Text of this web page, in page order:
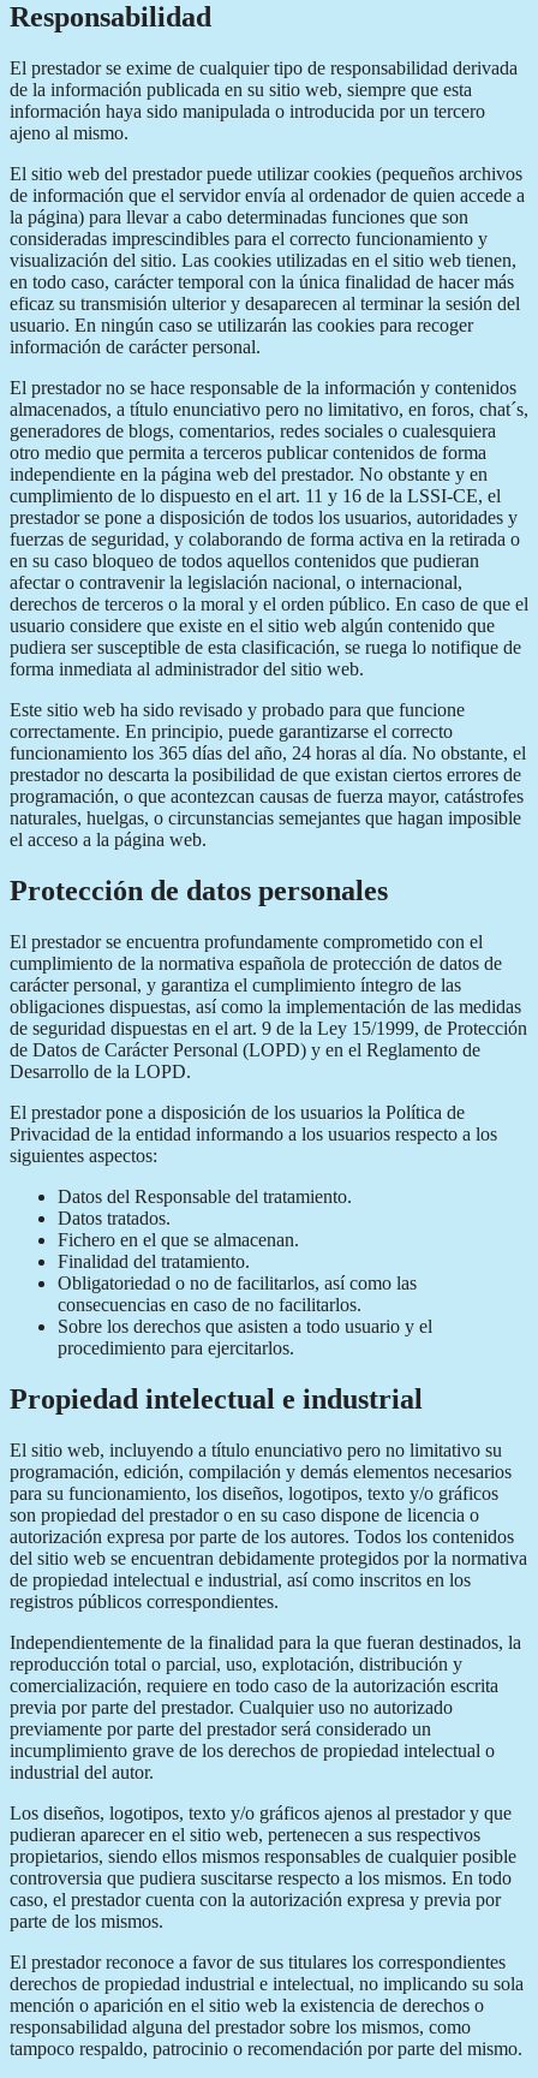
Responsabilidad
El prestador se exime de cualquier tipo de responsabilidad derivada
de la información publicada en su sitio web, siempre que esta
información haya sido manipulada o introducida por un tercero
ajeno al mismo.
El sitio web del prestador puede utilizar cookies (pequeños archivos
de información que el servidor envía al ordenador de quien accede a
la página) para llevar a cabo determinadas funciones que son
consideradas imprescindibles para el correcto funcionamiento y
visualización del sitio. Las cookies utilizadas en el sitio web tienen,
en todo caso, carácter temporal con la única finalidad de hacer más
eficaz su transmisión ulterior y desaparecen al terminar la sesión del
usuario. En ningún caso se utilizarán las cookies para recoger
información de carácter personal.
El prestador no se hace responsable de la información y contenidos
almacenados, a título enunciativo pero no limitativo, en foros, chat´s,
generadores de blogs, comentarios, redes sociales o cualesquiera
otro medio que permita a terceros publicar contenidos de forma
independiente en la página web del prestador. No obstante y en
cumplimiento de lo dispuesto en el art. 11 y 16 de la LSSI-CE, el
prestador se pone a disposición de todos los usuarios, autoridades y
fuerzas de seguridad, y colaborando de forma activa en la retirada o
en su caso bloqueo de todos aquellos contenidos que pudieran
afectar o contravenir la legislación nacional, o internacional,
derechos de terceros o la moral y el orden público. En caso de que el
usuario considere que existe en el sitio web algún contenido que
pudiera ser susceptible de esta clasificación, se ruega lo notifique de
forma inmediata al administrador del sitio web.
Este sitio web ha sido revisado y probado para que funcione
correctamente. En principio, puede garantizarse el correcto
funcionamiento los 365 días del año, 24 horas al día. No obstante, el
prestador no descarta la posibilidad de que existan ciertos errores de
programación, o que acontezcan causas de fuerza mayor, catástrofes
naturales, huelgas, o circunstancias semejantes que hagan imposible
el acceso a la página web.
Protección de datos personales
El prestador se encuentra profundamente comprometido con el
cumplimiento de la normativa española de protección de datos de
carácter personal, y garantiza el cumplimiento íntegro de las
obligaciones dispuestas, así como la implementación de las medidas
de seguridad dispuestas en el art. 9 de la Ley 15/1999, de Protección
de Datos de Carácter Personal (LOPD) y en el Reglamento de
Desarrollo de la LOPD.
El prestador pone a disposición de los usuarios la Política de
Privacidad de la entidad informando a los usuarios respecto a los
siguientes aspectos:
Datos del Responsable del tratamiento.
Datos tratados.
Fichero en el que se almacenan.
Finalidad del tratamiento.
Obligatoriedad o no de facilitarlos, así como las
consecuencias en caso de no facilitarlos.
Sobre los derechos que asisten a todo usuario y el
procedimiento para ejercitarlos.
Propiedad intelectual e industrial
El sitio web, incluyendo a título enunciativo pero no limitativo su
programación, edición, compilación y demás elementos necesarios
para su funcionamiento, los diseños, logotipos, texto y/o gráficos
son propiedad del prestador o en su caso dispone de licencia o
autorización expresa por parte de los autores. Todos los contenidos
del sitio web se encuentran debidamente protegidos por la normativa
de propiedad intelectual e industrial, así como inscritos en los
registros públicos correspondientes.
Independientemente de la finalidad para la que fueran destinados, la
reproducción total o parcial, uso, explotación, distribución y
comercialización, requiere en todo caso de la autorización escrita
previa por parte del prestador. Cualquier uso no autorizado
previamente por parte del prestador será considerado un
incumplimiento grave de los derechos de propiedad intelectual o
industrial del autor.
Los diseños, logotipos, texto y/o gráficos ajenos al prestador y que
pudieran aparecer en el sitio web, pertenecen a sus respectivos
propietarios, siendo ellos mismos responsables de cualquier posible
controversia que pudiera suscitarse respecto a los mismos. En todo
caso, el prestador cuenta con la autorización expresa y previa por
parte de los mismos.
El prestador reconoce a favor de sus titulares los correspondientes
derechos de propiedad industrial e intelectual, no implicando su sola
mención o aparición en el sitio web la existencia de derechos o
responsabilidad alguna del prestador sobre los mismos, como
tampoco respaldo, patrocinio o recomendación por parte del mismo.